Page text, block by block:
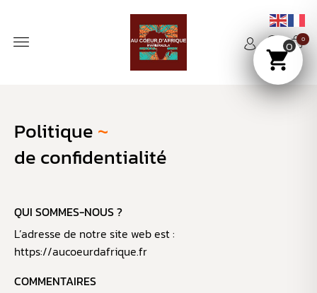
0
Politique~
de confidentialité
QUI SOMMES-NOUS ?
L’adresse de notre site web est :
https://aucoeurdafrique.fr
COMMENTAIRES
0